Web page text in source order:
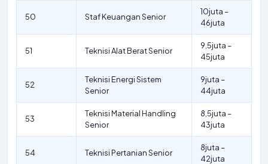
50 Staf Keuangan Senior
10juta –
46juta
51 Teknisi Alat Berat Senior
9,5juta –
45juta
52
Teknisi Energi Sistem
Senior
9juta –
44juta
53
Teknisi Material Handling
Senior
8,5juta –
43juta
54 Teknisi Pertanian Senior
8juta –
42juta